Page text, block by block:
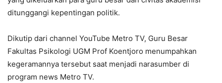
ditunggangi kepentingan politik.
Dikutip dari channel YouTube Metro TV, Guru Besar
Fakultas Psikologi UGM Prof Koentjoro menumpahkan
kegeramannya tersebut saat menjadi narasumber di
program news Metro TV.